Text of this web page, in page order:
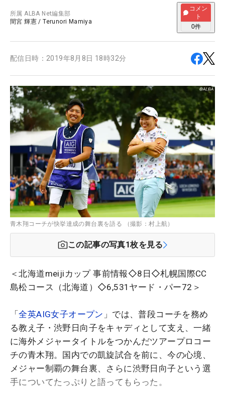
所属ALBA Net編集部
間宮 輝憲 /Terunori Mamiya
コメン
ト
0件
配信日時： 2019年8月8日 18時32分
青木翔コーチが快挙達成の舞台裏を語る （撮影：村上航）
この記事の写真1枚を見る
＜北海道meijiカップ 事前情報◇8日◇札幌国際CC
島松コース（北海道）◇6,531ヤード・パー72＞
「全英AIG女子オープン 」では、普段コーチを務め
る教え子・渋野日向子をキャディとして支え、一緒
に海外メジャータイトルをつかんだツアープロコー
チの青木翔。国内での凱旋試合を前に、今の心境、
メジャー制覇の舞台裏、さらに渋野日向子という選
手についてたっぷりと語ってもらった。